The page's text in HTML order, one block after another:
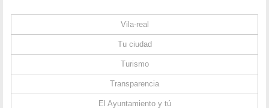
Vila-real
Tu ciudad
Turismo
Transparencia
El Ayuntamiento y tú